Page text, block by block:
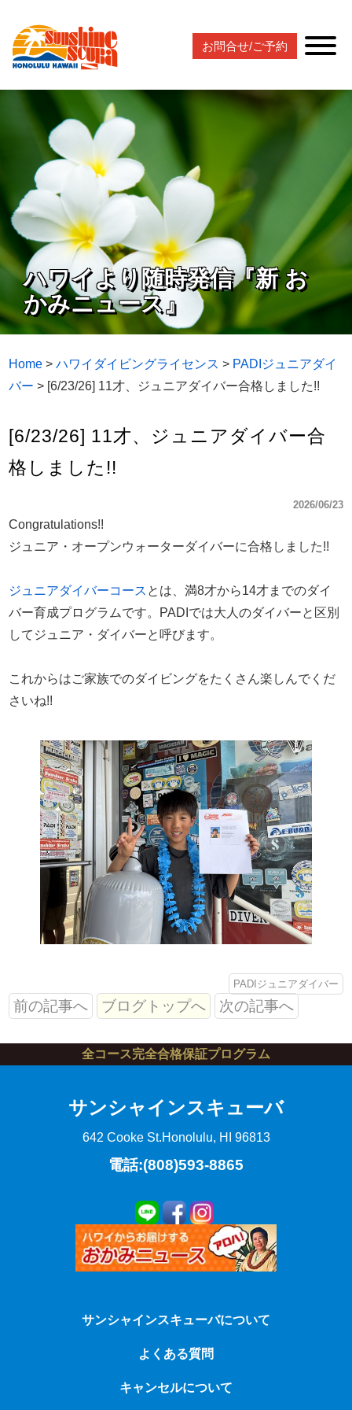
お問合せ/ご予約
ハワイより随時発信『新 お
かみニュース』
Home >ハワイダイビングライセンス > PADIジュニアダイ
バー > [6/23/26] 11才、ジュニアダイバー合格しました!!
[6/23/26] 11才、ジュニアダイバー合
格しました!!
2026/06/23
Congratulations!!
ジュニア・オープンウォーターダイバーに合格しました!!
ジュニアダイバーコース とは、満8才から14才までのダイ
バー育成プログラムです。PADIでは大人のダイバーと区別
してジュニア・ダイバーと呼びます。
これからはご家族でのダイビングをたくさん楽しんでくだ
さいね!!
PADIジュニアダイバー
前の記事へ ブログトップへ 次の記事へ
全コース完全合格保証プログラム
サンシャインスキューバ
642 Cooke St.Honolulu, HI 96813
電話:(808)593-8865
サンシャインスキューバについて
よくある質問
キャンセルについて